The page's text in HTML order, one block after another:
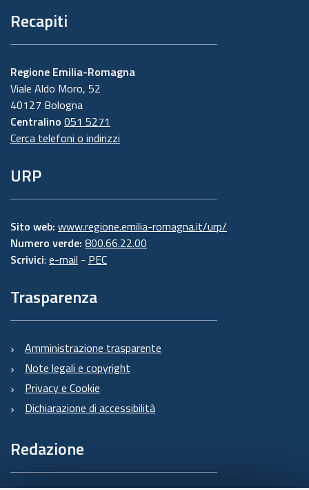
Recapiti
Regione Emilia-Romagna
Viale Aldo Moro, 52
40127 Bologna
Centralino 051 5271
Cerca telefoni o indirizzi
URP
Sito web: www.regione.emilia-romagna.it/urp/
Numero verde: 800.66.22.00
Scrivici: e-mail - PEC
Trasparenza
Amministrazione trasparente
Note legali e copyright
Privacy e Cookie
Dichiarazione di accessibilità
Redazione